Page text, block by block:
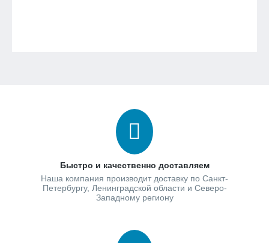
Быстро и качественно доставляем
Наша компания производит доставку по Санкт-
Петербургу, Ленинградской области и Северо-
Западному региону